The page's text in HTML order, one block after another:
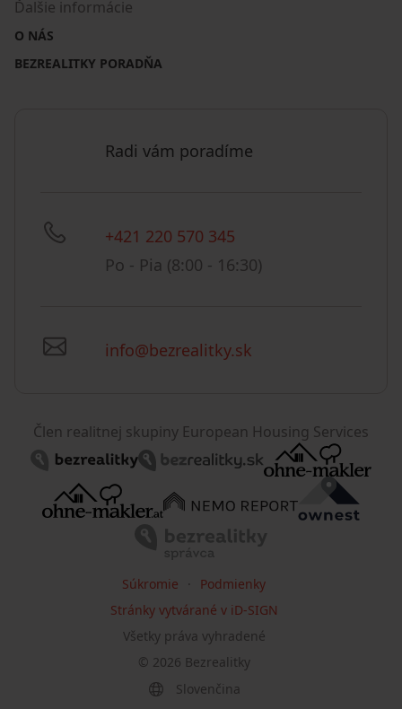
Ďalšie informácie
O NÁS
BEZREALITKY PORADŇA
Radi vám poradíme
+421 220 570 345
Po - Pia (8:00 - 16:30)
info@bezrealitky.sk
Člen realitnej skupiny European Housing Services
© 2026 Bezrealitky
Všetky práva vyhradené
Súkromie
Podmienky
Stránky vytvárané v iD-SIGN
Slovenčina